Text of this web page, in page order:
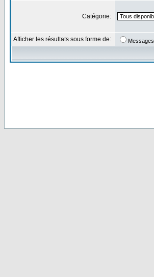
Catégorie:
Afficher les résultats sous forme de: Messages